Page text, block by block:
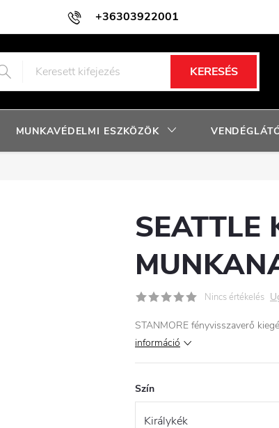
+36303922001
Adatkezelési tájékoztató Facebook nyereményjáték szabályzat
KERESÉS
MUNKAVÉDELMI ESZKÖZÖK
SEATTLE
Nincs értékelés
STANMORE fényvisszaverő
információ
Szín